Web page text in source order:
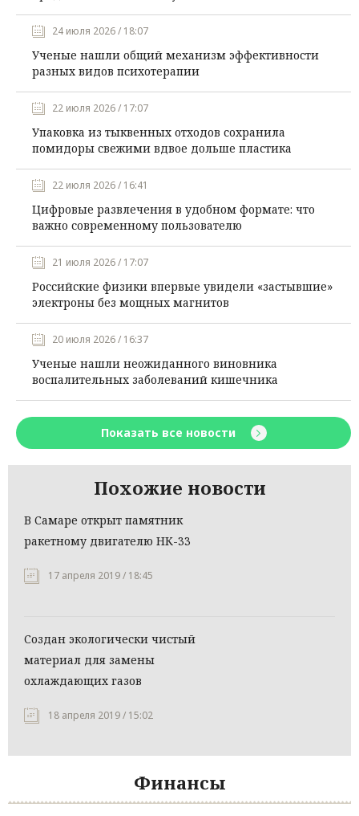
24 июля 2026 / 18:07
Ученые нашли общий механизм эффективности
разных видов психотерапии
22 июля 2026 / 17:07
Упаковка из тыквенных отходов сохранила
помидоры свежими вдвое дольше пластика
22 июля 2026 / 16:41
Цифровые развлечения в удобном формате: что
важно современному пользователю
21 июля 2026 / 17:07
Российские физики впервые увидели «застывшие»
электроны без мощных магнитов
20 июля 2026 / 16:37
Ученые нашли неожиданного виновника
воспалительных заболеваний кишечника
Показать все новости
Похожие новости
В Самаре открыт памятник
ракетному двигателю НК-33
17 апреля 2019 / 18:45
Создан экологически чистый
материал для замены
охлаждающих газов
18 апреля 2019 / 15:02
Финансы